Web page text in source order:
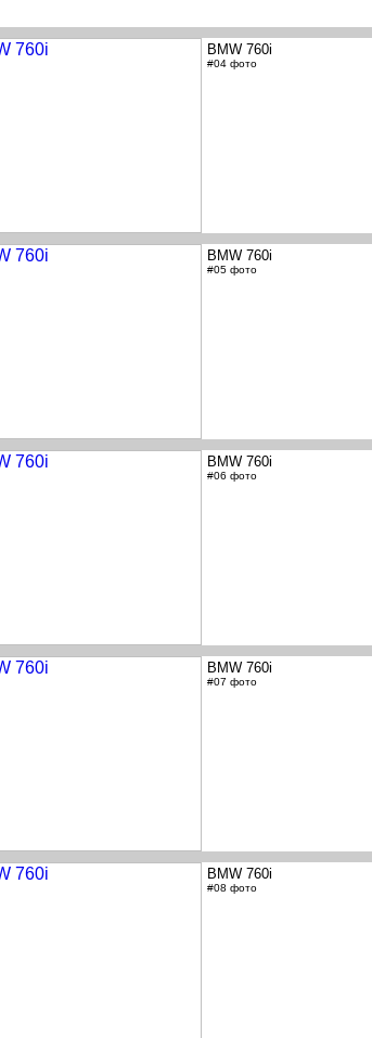
BMW 760i
#04 фото
BMW 760i
#05 фото
BMW 760i
#06 фото
BMW 760i
#07 фото
BMW 760i
#08 фото